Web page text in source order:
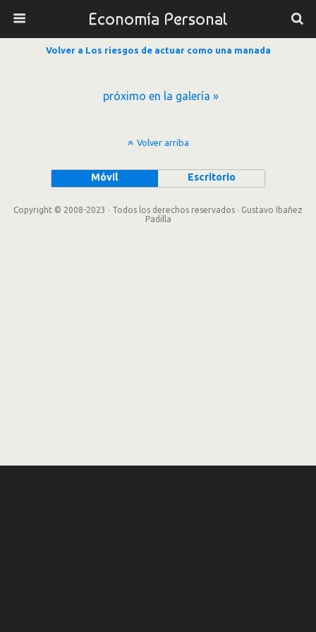
Economía Personal
Volver a Los riesgos de actuar como una manada
próximo en la galería »
Volver arriba
Móvil Escritorio
Copyright © 2008-2023 · Todos los derechos reservados · Gustavo Ibañez
Padilla